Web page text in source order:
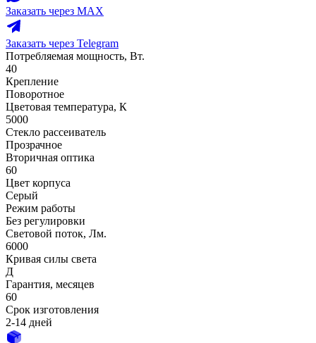
Заказать через MAX
Заказать через Telegram
Потребляемая мощность, Вт.
40
Крепление
Поворотное
Цветовая температура, К
5000
Стекло рассеиватель
Прозрачное
Вторичная оптика
60
Цвет корпуса
Серый
Режим работы
Без регулировки
Световой поток, Лм.
6000
Кривая силы света
Д
Гарантия, месяцев
60
Срок изготовления
2-14 дней